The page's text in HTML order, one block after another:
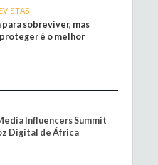
para sobreviver, mas
é o melhor
Influencers Summit
Digital de África